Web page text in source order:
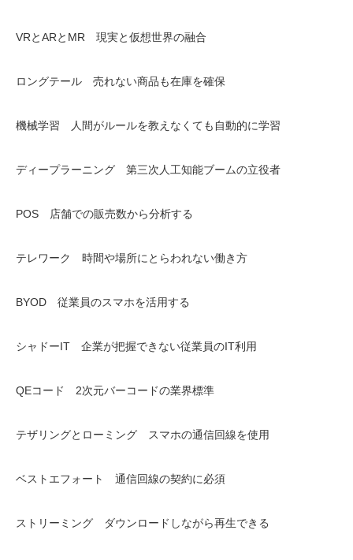
VRとARとMR 現実と仮想世界の融合
ロングテール 売れない商品も在庫を確保
機械学習 人間がルールを教えなくても自動的に学習
ディープラーニング 第三次人工知能ブームの立役者
POS 店舗での販売数から分析する
テレワーク 時間や場所にとらわれない働き方
BYOD 従業員のスマホを活用する
シャドーIT 企業が把握できない従業員のIT利用
QEコード 2次元バーコードの業界標準
テザリングとローミング スマホの通信回線を使用
ベストエフォート 通信回線の契約に必須
ストリーミング ダウンロードしながら再生できる